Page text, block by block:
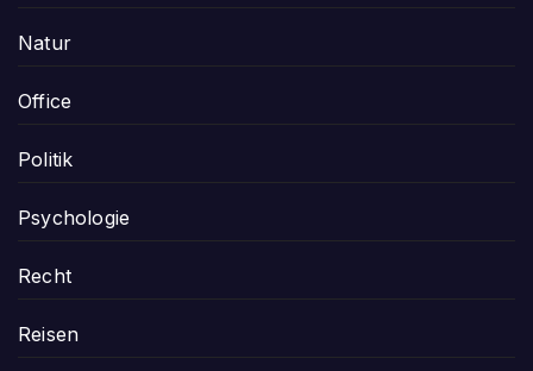
Natur
Office
Politik
Psychologie
Recht
Reisen